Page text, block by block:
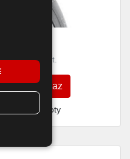
807zł /szt.
Kup teraz
- MŚP i floty